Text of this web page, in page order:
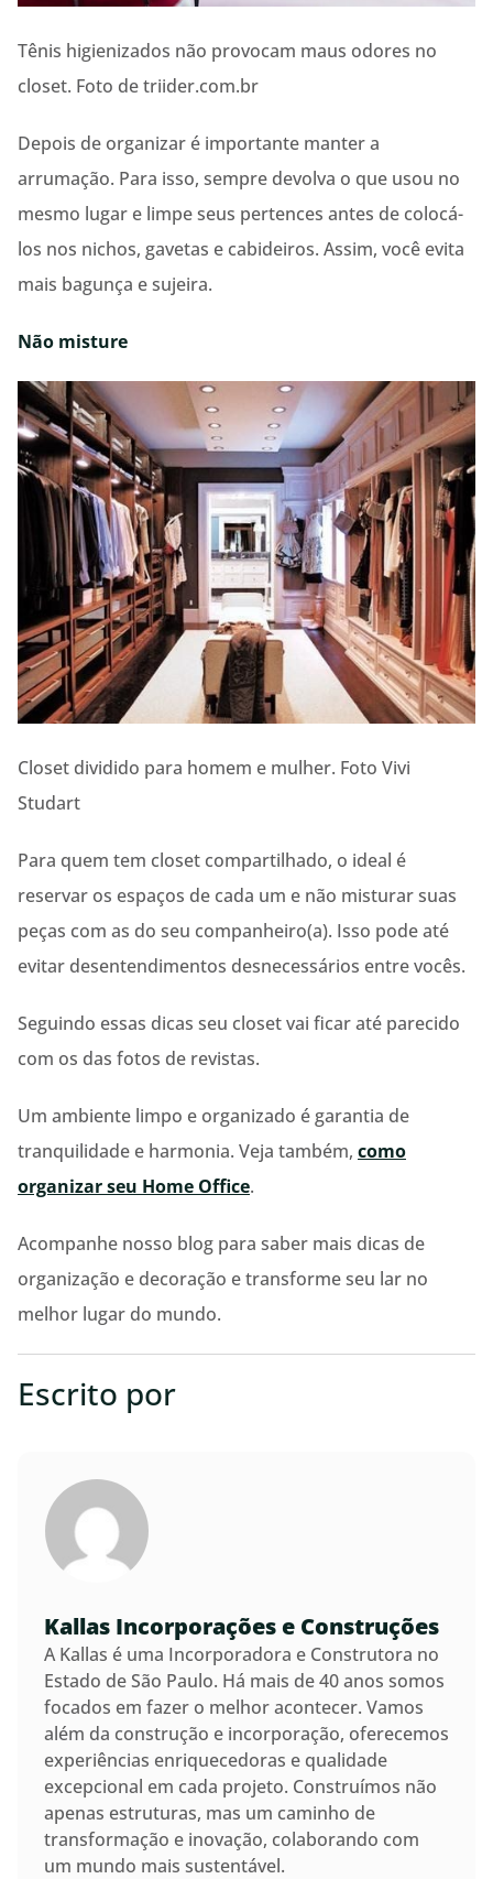
Tênis higienizados não provocam maus odores no
closet. Foto de triider.com.br
Depois de organizar é importante manter a
arrumação. Para isso, sempre devolva o que usou no
mesmo lugar e limpe seus pertences antes de colocá-
los nos nichos, gavetas e cabideiros. Assim, você evita
mais bagunça e sujeira.
Não misture
Closet dividido para homem e mulher. Foto Vivi
Studart
Para quem tem closet compartilhado, o ideal é
reservar os espaços de cada um e não misturar suas
peças com as do seu companheiro(a). Isso pode até
evitar desentendimentos desnecessários entre vocês.
Seguindo essas dicas seu closet vai ficar até parecido
com os das fotos de revistas.
Um ambiente limpo e organizado é garantia de
tranquilidade e harmonia. Veja também, como
organizar seu Home Office.
Acompanhe nosso blog para saber mais dicas de
organização e decoração e transforme seu lar no
melhor lugar do mundo.
Escrito por
Kallas Incorporações e Construções
A Kallas é uma Incorporadora e Construtora no
Estado de São Paulo. Há mais de 40 anos somos
focados em fazer o melhor acontecer. Vamos
além da construção e incorporação, oferecemos
experiências enriquecedoras e qualidade
excepcional em cada projeto. Construímos não
apenas estruturas, mas um caminho de
transformação e inovação, colaborando com
um mundo mais sustentável.